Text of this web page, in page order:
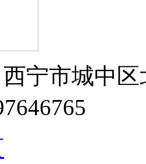
宁市城中区